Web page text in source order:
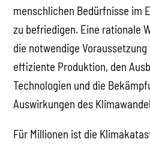
menschlichen Bedürfnisse im
zu befriedigen. Eine rationale
die notwendige
effiziente Produktion, den
Technologien und die
Auswirkungen des
Für Millionen ist die